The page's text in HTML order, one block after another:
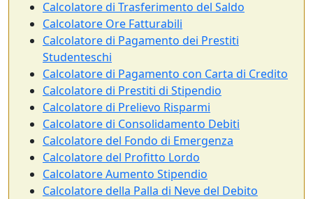
Calcolatore di Trasferimento del Saldo
Calcolatore Ore Fatturabili
Calcolatore di Pagamento dei Prestiti
Studenteschi
Calcolatore di Pagamento con Carta di Credito
Calcolatore di Prestiti di Stipendio
Calcolatore di Prelievo Risparmi
Calcolatore di Consolidamento Debiti
Calcolatore del Fondo di Emergenza
Calcolatore del Profitto Lordo
Calcolatore Aumento Stipendio
Calcolatore della Palla di Neve del Debito